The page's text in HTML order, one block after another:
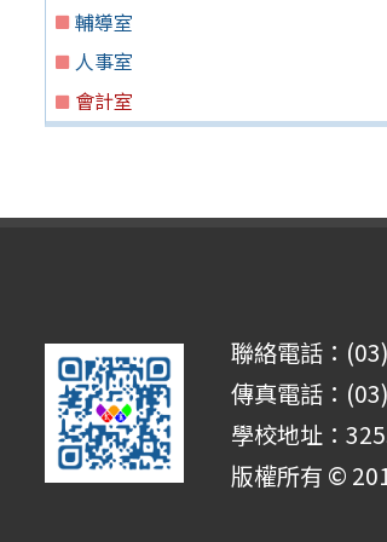
輔導室
人事室
會計室
聯絡電話：
傳真電話：
學校地址：
版權所有 ©